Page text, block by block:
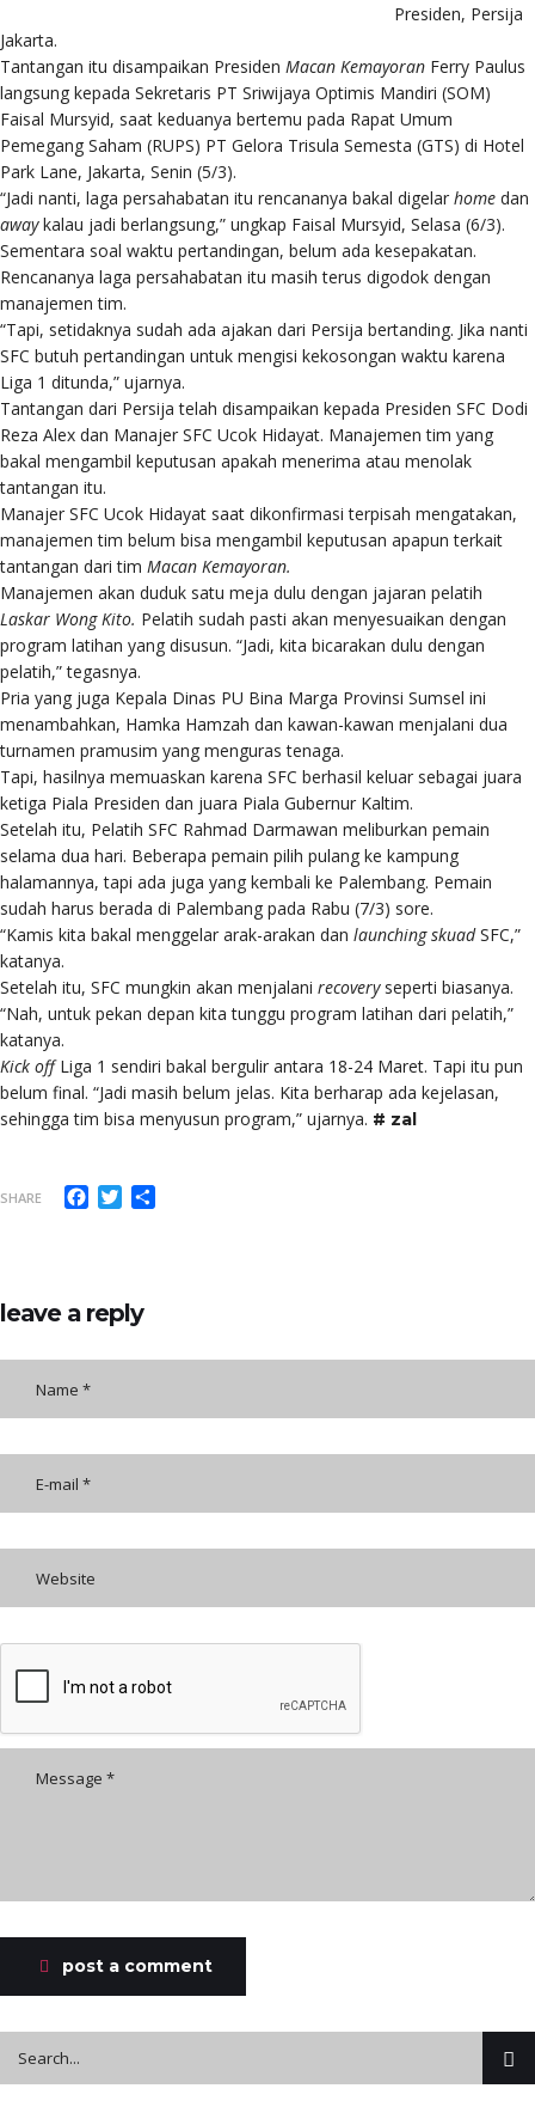
Presiden, Persija
Jakarta.
Tantangan itu disampaikan Presiden Macan Kemayoran Ferry Paulus
langsung kepada Sekretaris PT Sriwijaya Optimis Mandiri (SOM)
Faisal Mursyid, saat keduanya bertemu pada Rapat Umum
Pemegang Saham (RUPS) PT Gelora Trisula Semesta (GTS) di Hotel
Park Lane, Jakarta, Senin (5/3).
“Jadi nanti, laga persahabatan itu rencananya bakal digelar home dan
awaykalau jadi berlangsung,” ungkap Faisal Mursyid, Selasa (6/3).
Sementara soal waktu pertandingan, belum ada kesepakatan.
Rencananya laga persahabatan itu masih terus digodok dengan
manajemen tim.
“Tapi, setidaknya sudah ada ajakan dari Persija bertanding. Jika nanti
SFC butuh pertandingan untuk mengisi kekosongan waktu karena
Liga 1 ditunda,” ujarnya.
Tantangan dari Persija telah disampaikan kepada Presiden SFC Dodi
Reza Alex dan Manajer SFC Ucok Hidayat. Manajemen tim yang
bakal mengambil keputusan apakah menerima atau menolak
tantangan itu.
Manajer SFC Ucok Hidayat saat dikonfirmasi terpisah mengatakan,
manajemen tim belum bisa mengambil keputusan apapun terkait
tantangan dari tim Macan Kemayoran.
Manajemen akan duduk satu meja dulu dengan jajaran pelatih
Laskar Wong Kito. Pelatih sudah pasti akan menyesuaikan dengan
program latihan yang disusun. “Jadi, kita bicarakan dulu dengan
pelatih,” tegasnya.
Pria yang juga Kepala Dinas PU Bina Marga Provinsi Sumsel ini
menambahkan, Hamka Hamzah dan kawan-kawan menjalani dua
turnamen pramusim yang menguras tenaga.
Tapi, hasilnya memuaskan karena SFC berhasil keluar sebagai juara
ketiga Piala Presiden dan juara Piala Gubernur Kaltim.
Setelah itu, Pelatih SFC Rahmad Darmawan meliburkan pemain
selama dua hari. Beberapa pemain pilih pulang ke kampung
halamannya, tapi ada juga yang kembali ke Palembang. Pemain
sudah harus berada di Palembang pada Rabu (7/3) sore.
“Kamis kita bakal menggelar arak-arakan dan launching skuadSFC,”
katanya.
Setelah itu, SFC mungkin akan menjalani recoveryseperti biasanya.
“Nah, untuk pekan depan kita tunggu program latihan dari pelatih,”
katanya.
Kick offLiga 1 sendiri bakal bergulir antara 18-24 Maret. Tapi itu pun
belum final. “Jadi masih belum jelas. Kita berharap ada kejelasan,
sehingga tim bisa menyusun program,” ujarnya. # zal
SHARE Facebook
Twitter
leave a reply
post a comment